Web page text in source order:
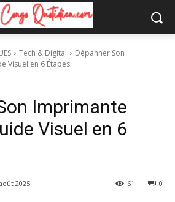
Tech & Digital
Dépanner Son
Visuel en 6 Étapes
Imprimante
Visuel en 6
2025 0
61